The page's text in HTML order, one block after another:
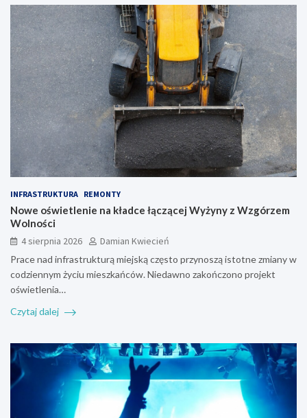
INFRASTRUKTURA REMONTY
Nowe oświetlenie na kładce łączącej Wyżyny z Wzgórzem
Wolności
4 sierpnia 2026
Damian Kwiecień
Prace nad infrastrukturą miejską często przynoszą istotne zmiany w
codziennym życiu mieszkańców. Niedawno zakończono projekt
oświetlenia…
Czytaj dalej